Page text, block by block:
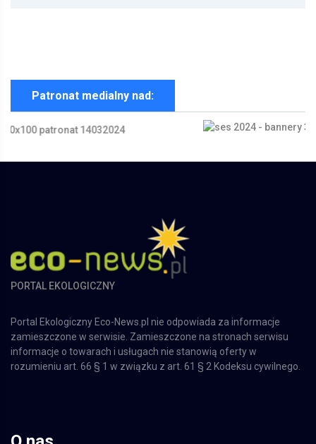
Patronat medialny nad:
PORTAL EKOLOGICZNY
zamieszczone w serwisie. Zamieszczone na stronach serwisu
informacje o towarach i usługach nie stanowią oferty w
rozumieniu art. 66 § 1 w związku z art. 61 § 2 Kodeksu cywilnego.